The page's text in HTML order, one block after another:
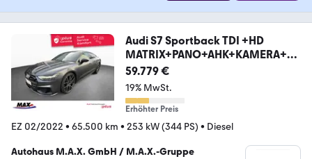
Audi S7 Sportback TDI +HD
MATRIX+PANO+AHK+KAMERA+H
UD+
59.779 €
19% MwSt.
Erhöhter Preis
EZ 02/2022 • 65.500 km • 253 kW (344 PS) • Diesel
Autohaus M.A.X. GmbH / M.A.X.-Gruppe